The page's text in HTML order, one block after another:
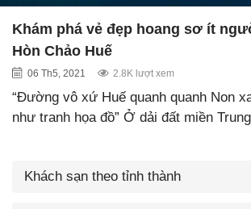
Khám phá vẻ đẹp hoang sơ ít
Hòn Chảo Huế
06 Th5, 2021 2.8K lượt xem
“Đường vô xứ Huế quanh quanh Non
như tranh họa đồ” Ở dải đất miền
Khách sạn theo tỉnh thành